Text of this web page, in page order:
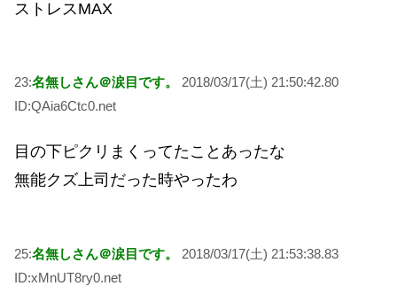
ストレスMAX
23:名無しさん＠涙目です。
2018/03/17(土) 21:50:42.80
ID:QAia6Ctc0.net
目の下ピクリまくってたことあったな
無能クズ上司だった時やったわ
25:名無しさん＠涙目です。
2018/03/17(土) 21:53:38.83
ID:xMnUT8ry0.net